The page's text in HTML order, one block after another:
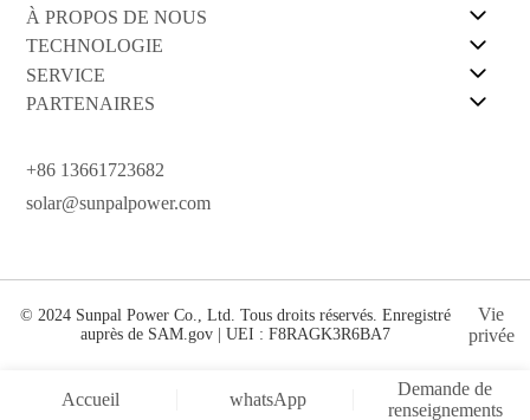
À PROPOS DE NOUS
TECHNOLOGIE
SERVICE
PARTENAIRES
+86 13661723682
solar@sunpalpower.com
© 2024 Sunpal Power Co., Ltd. Tous droits réservés. Enregistré
auprès de SAM.gov | UEI : F8RAGK3R6BA7
Vie
privée
Accueil whatsApp
Demande de
renseignements